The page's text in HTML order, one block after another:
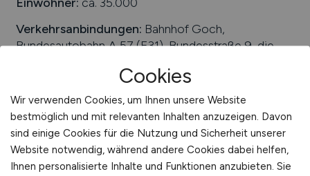
Verkehrsanbindungen: Bahnhof Goch,
Bundesautobahn A 57 (E31), Bundesstraße 9, die
Niederrhein und Flughafen Düsseldorf International
Arbeiten in der Nähe vonGoch:Kreis Kleve,
Bergen, Kleve, Bedburg-Hau, Uedem, Kranenburg,
Nordrhein-Westfalen, Weeze, Gennep (NL)
Universitäten/Hochschulen:Nebenstelle des
Cookies
Wir verwenden Cookies, um Ihnen unsere Website
bestmöglich und mit relevanten Inhalten anzuzeigen. Davon
sind einige Cookies für die Nutzung und Sicherheit unserer
Website notwendig, während andere Cookies dabei helfen,
Ihnen personalisierte Inhalte und Funktionen anzubieten. Sie